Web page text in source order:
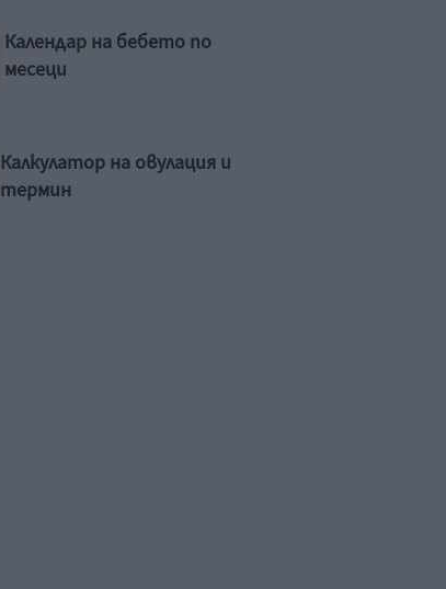
Календар на бебето по
месеци
Калкулатор на овулация и
термин